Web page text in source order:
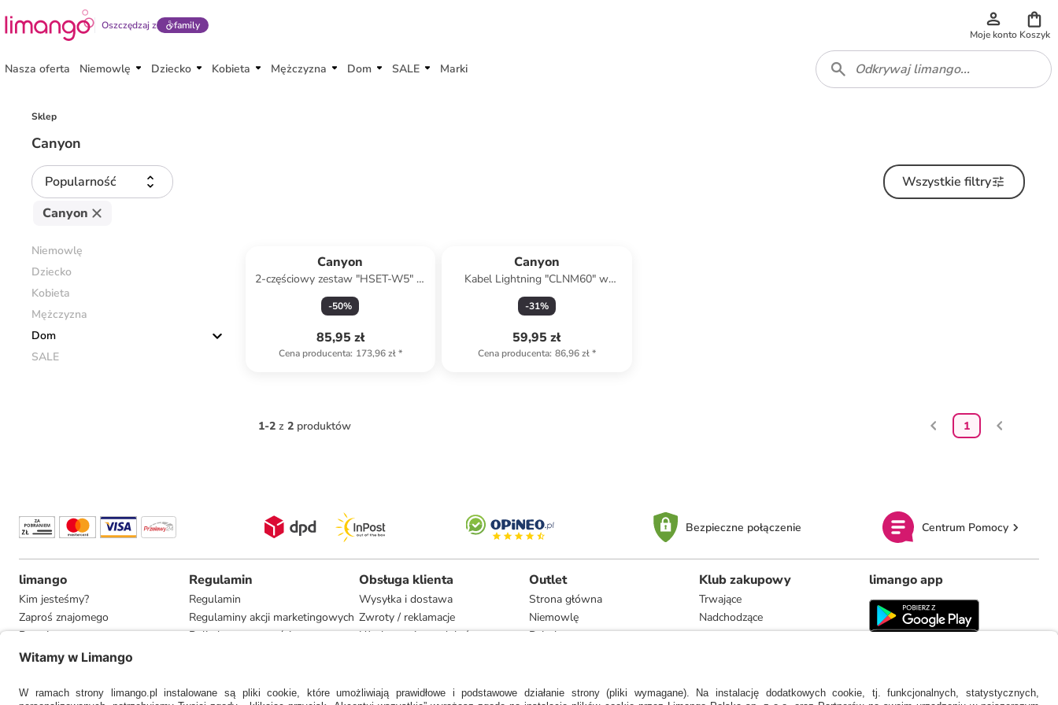
Oszczędzaj z family
Moje konto Koszyk
Nasza oferta Niemowlę Dziecko Kobieta Mężczyzna Dom SALE Marki
Sklep
Canyon
Popularność
Wszystkie filtry
Canyon
Niemowlę
Dziecko
Kobieta
Mężczyzna
Dom
SALE
Canyon
2-częściowy zestaw "HSET-W5" w
kolorze biało-czerwonym
-50%
85,95 zł
Cena producenta: 173,96 zł*
Canyon
Kabel Lightning "CLNM60" w
kolorze granatowym - dł. 100 cm
-31%
59,95 zł
Cena producenta: 86,96 zł*
1-2 z 2 produktów 1
Bezpieczne połączenie Centrum Pomocy
limango
Kim jesteśmy?
Zaproś znajomego
Pracuj u nas
Informacje dla prasy
Regulamin
Regulamin
Regulaminy akcji marketingowych
Polityka prywatności
Obsługa klienta
Wysyłka i dostawa
Zwroty / reklamacje
Użytkowanie produktów
Zgodność z umową i naprawa
Outlet
Strona główna
Niemowlę
Dziecko
Dom
Klub zakupowy
Trwające
Nadchodzące
limango app